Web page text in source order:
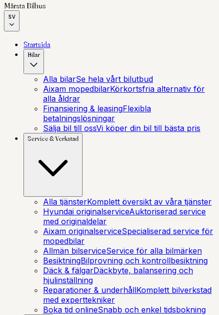
Märsta Bilhus
sv
Startsida
Bilar
Alla bilarSe hela vårt bilutbud
Aixam mopedbilarKörkortsfria alternativ för
alla åldrar
Finansiering & leasingFlexibla
betalningslösningar
Sälja bil till ossVi köper din bil till bästa pris
Service & Verkstad
Alla tjänsterKomplett översikt av våra tjänster
Hyundai originalserviceAuktoriserad service
med originaldelar
Aixam originalserviceSpecialiserad service för
mopedbilar
Allmän bilserviceService för alla bilmärken
BesiktningBilprovning och kontrollbesiktning
Däck & fälgarDäckbyte, balansering och
hjulinställning
Reparationer & underhållKomplett bilverkstad
med experttekniker
Boka tid onlineSnabb och enkel tidsbokning